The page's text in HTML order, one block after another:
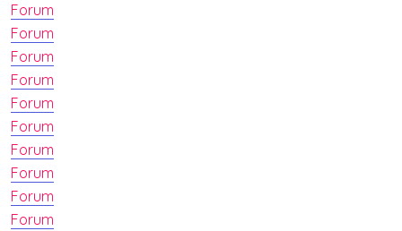
Forum
Forum
Forum
Forum
Forum
Forum
Forum
Forum
Forum
Forum